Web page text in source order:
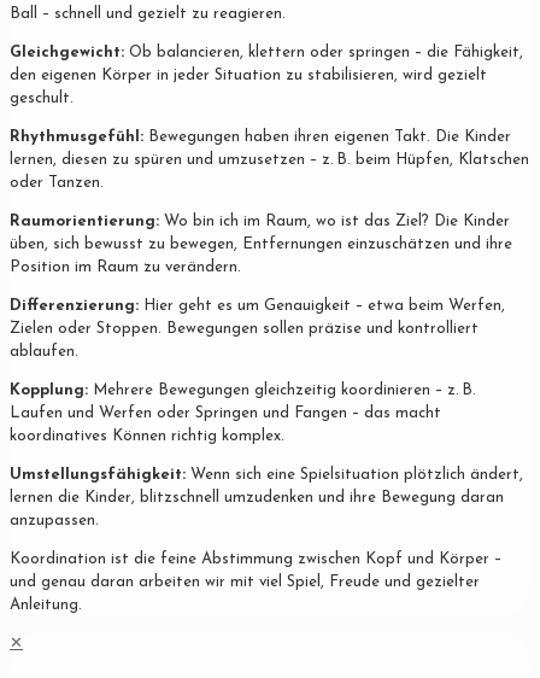
Ball – schnell und gezielt zu reagieren.
Gleichgewicht: Ob balancieren, klettern oder springen – die Fähigkeit,
den eigenen Körper in jeder Situation zu stabilisieren, wird gezielt
geschult.
Rhythmusgefühl: Bewegungen haben ihren eigenen Takt. Die Kinder
lernen, diesen zu spüren und umzusetzen – z. B. beim Hüpfen, Klatschen
oder Tanzen.
Raumorientierung: Wo bin ich im Raum, wo ist das Ziel? Die Kinder
üben, sich bewusst zu bewegen, Entfernungen einzuschätzen und ihre
Position im Raum zu verändern.
Differenzierung: Hier geht es um Genauigkeit – etwa beim Werfen,
Zielen oder Stoppen. Bewegungen sollen präzise und kontrolliert
ablaufen.
Kopplung: Mehrere Bewegungen gleichzeitig koordinieren – z. B.
Laufen und Werfen oder Springen und Fangen – das macht
koordinatives Können richtig komplex.
Umstellungsfähigkeit: Wenn sich eine Spielsituation plötzlich ändert,
lernen die Kinder, blitzschnell umzudenken und ihre Bewegung daran
anzupassen.
Koordination ist die feine Abstimmung zwischen Kopf und Körper –
und genau daran arbeiten wir mit viel Spiel, Freude und gezielter
Anleitung.
✕